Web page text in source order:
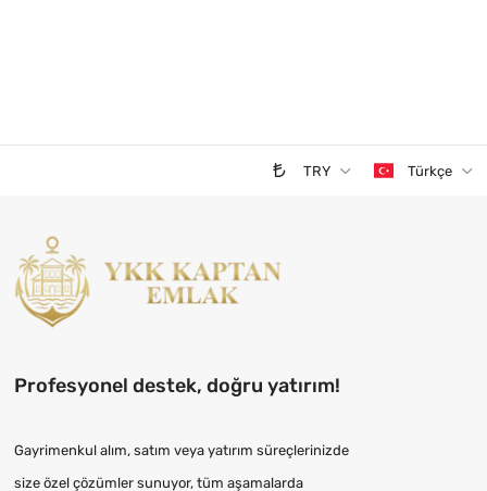
TRY Türkçe
Profesyonel destek, doğru yatırım!
Gayrimenkul alım, satım veya yatırım süreçlerinizde
size özel çözümler sunuyor, tüm aşamalarda